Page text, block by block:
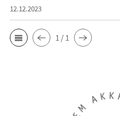
12.12.2023
1 / 1